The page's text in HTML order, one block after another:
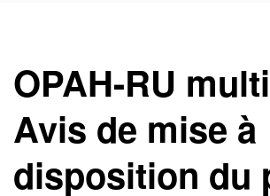
OPAH-RU
Avis de mise à
disposition du